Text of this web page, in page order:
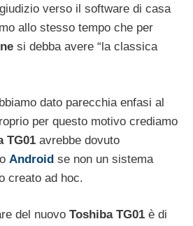
verso il software di casa
allo stesso tempo che per
si debba avere “la classica
dato parecchia enfasi al
per questo motivo crediamo
TG01 avrebbe dovuto
Android se non un sistema
creato ad hoc.
del nuovo Toshiba TG01 è di